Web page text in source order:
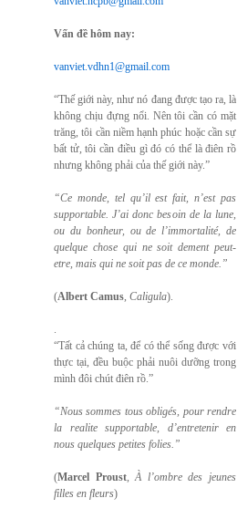
Vấn đề hôm nay:
vanviet.vdhn1@gmail.com
“Thế giới này, như nó đang được tạo ra, là
không chịu đựng nổi. Nên tôi cần có mặt
trăng, tôi cần niềm hạnh phúc hoặc cần sự
bất tử, tôi cần điều gì đó có thể là điên rồ
nhưng không phải của thế giới này.”
“Ce monde, tel qu’il est fait, n’est pas
supportable. J’ai donc besoin de la lune,
ou du bonheur, ou de l’immortalité, de
quelque chose qui ne soit dement peut-
etre, mais qui ne soit pas de ce monde.”
(Albert Camus, Caligula).
.
“Tất cả chúng ta, để có thể sống được với
thực tại, đều buộc phải nuôi dưỡng trong
mình đôi chút điên rồ.”
“Nous sommes tous obligés, pour rendre
la realite supportable, d’entretenir en
nous quelques petites folies.”
(Marcel Proust,À l’ombre des jeunes
filles en fleurs)